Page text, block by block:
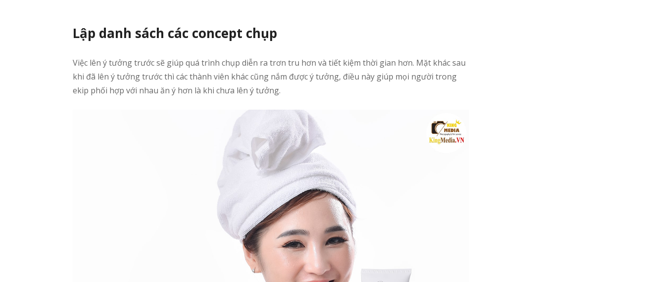
Lập danh sách các concept chụp
Việc lên ý tưởng trước sẽ giúp quá trình chụp diễn ra trơn tru hơn và tiết kiệm thời gian hơn. Mặt khác sau
khi đã lên ý tưởng trước thì các thành viên khác cũng nắm được ý tưởng, điều này giúp mọi người trong
ekip phối hợp với nhau ăn ý hơn là khi chưa lên ý tưởng.